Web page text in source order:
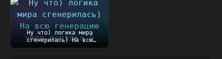
Ну что) логика мира
сгенерилась) На всю
генерацию ушло порядка